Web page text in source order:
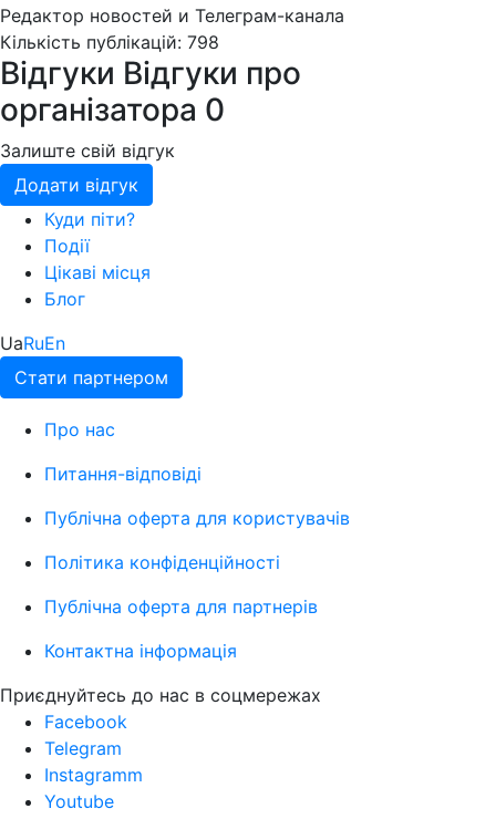
Редактор новостей и Телеграм-канала
Кількість публікацій: 798
Відгуки Відгуки про
організатора 0
Залиште свій відгук
Додати відгук
Куди піти?
Події
Цікаві місця
Блог
UaRuEn
Стати партнером
Про нас
Питання-відповіді
Публічна оферта для користувачів
Політика конфіденційності
Публічна оферта для партнерів
Контактна інформація
Приєднуйтесь до нас в соцмережах
Facebook
Telegram
Instagramm
Youtube